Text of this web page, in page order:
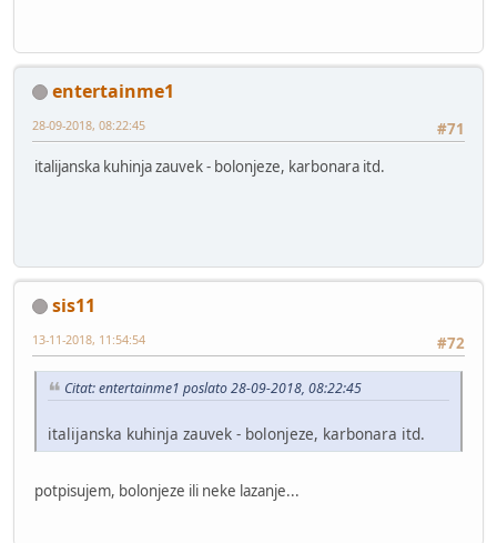
entertainme1
#71
28-09-2018, 08:22:45
italijanska kuhinja zauvek - bolonjeze, karbonara itd.
sis11
#72
13-11-2018, 11:54:54
Citat: entertainme1 poslato 28-09-2018, 08:22:45
italijanska kuhinja zauvek - bolonjeze, karbonara itd.
potpisujem, bolonjeze ili neke lazanje...